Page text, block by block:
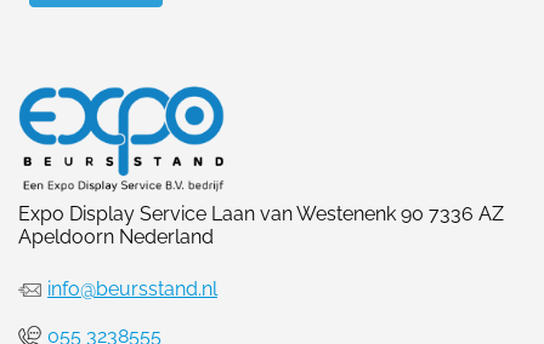
Expo Display Service Laan van Westenenk 90 7336 AZ
Apeldoorn Nederland
info@beursstand.nl
055 3238555